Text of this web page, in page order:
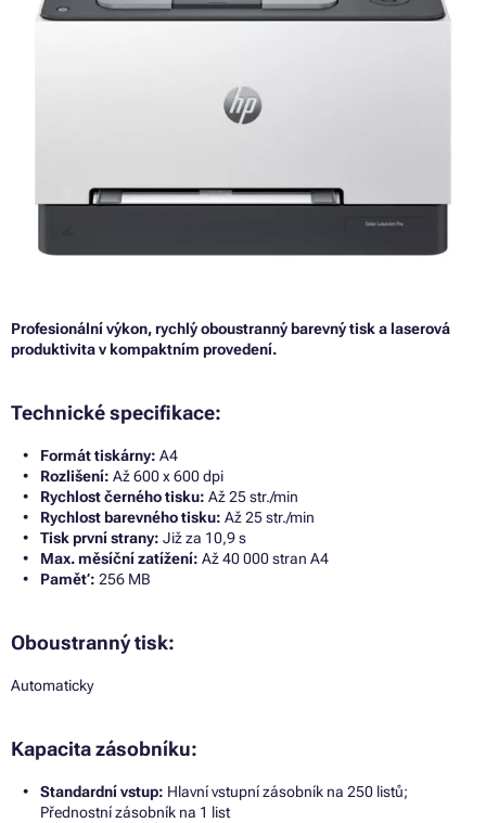
Profesionální výkon, rychlý oboustranný barevný tisk a laserová
produktivita v kompaktním provedení.
Technické specifikace:
Formát tiskárny: A4
Rozlišení: Až 600 x 600 dpi
Rychlost černého tisku: Až 25 str./min
Rychlost barevného tisku: Až 25 str./min
Tisk první strany: Již za 10,9 s
Max. měsíční zatížení: Až 40 000 stran A4
Paměť: 256 MB
Oboustranný tisk:
Automaticky
Kapacita zásobníku:
Standardní vstup: Hlavní vstupní zásobník na 250 listů;
Přednostní zásobník na 1 list